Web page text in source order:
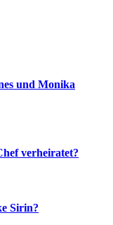
und Monika
verheiratet?
Sirin?